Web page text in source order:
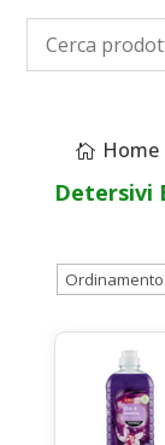
Home
Detersivi